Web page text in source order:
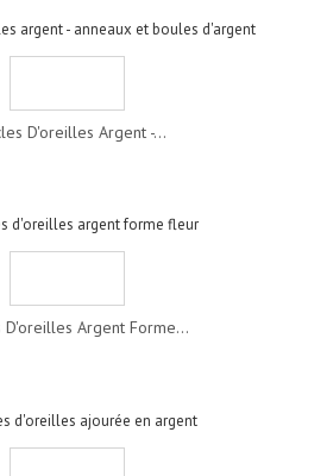
D'oreilles Argent -...
D'oreilles Argent Forme...